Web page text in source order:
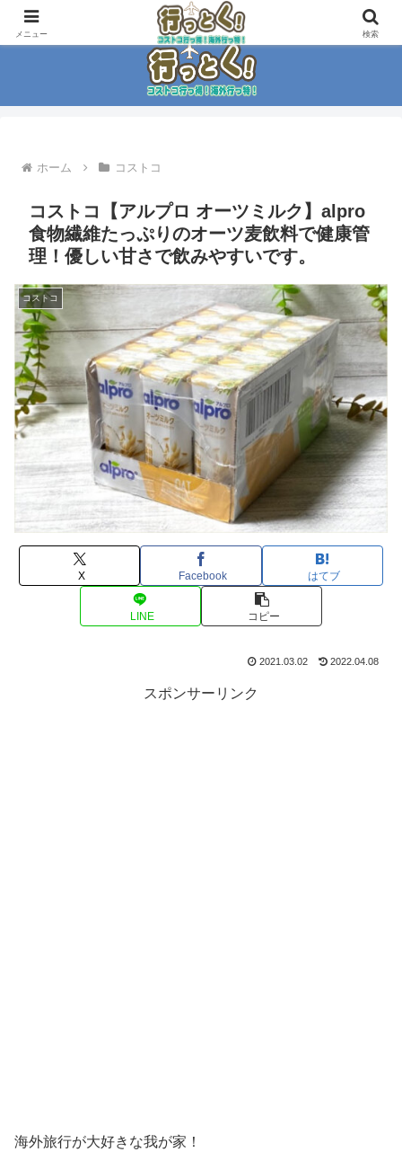
コストコ大好き家族がイチ押商品紹介！！
ホーム コストコ
コストコ【アルプロ オーツミルク】alpro
食物繊維たっぷりのオーツ麦飲料で健康管
理！優しい甘さで飲みやすいです。
コストコ
X Facebook はてブ
LINE コピー
2021.03.02 2022.04.08
スポンサーリンク
海外旅行が大好きな我が家！
メニュー 検索